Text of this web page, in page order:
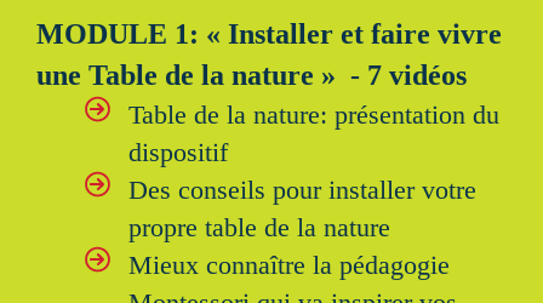
MODULE 1: « Installer et faire vivre
une Table de la nature » - 7 vidéos
Table de la nature: présentation du
dispositif
Des conseils pour installer votre
propre table de la nature
Mieux connaître la pédagogie